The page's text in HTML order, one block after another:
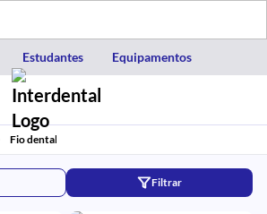
Estudantes Equipamentos
Fio dental
Filtrar